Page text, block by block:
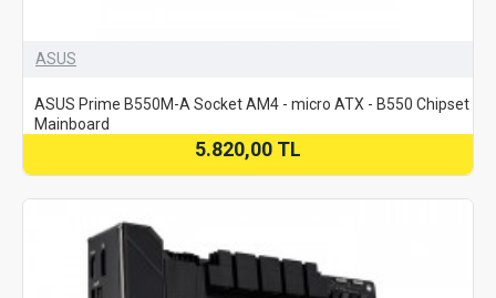
ASUS
ASUS Prime B550M-A Socket AM4 - micro ATX - B550 Chipset
Mainboard
5.820,00 TL